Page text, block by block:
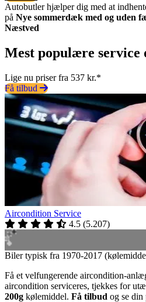
Autobutler hjælper dig med at
på Nye sommerdæk med og uden
Næstved
Mest populære service
Lige nu priser fra 537 kr.*
Få tilbud
Aircondition Service
4.5 (5.207)
Biler typisk fra 1970-2017
Få et velfungerende aircondition-
aircondition serviceres, tjekkes for
200g kølemiddel. Få tilbud og se din